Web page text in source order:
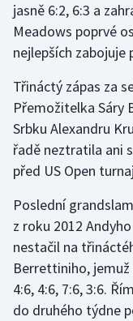
jasně 6:2, 6:3 a
Meadows poprvé
nejlepších zabojuje
Třináctý zápas za
Přemožitelka Sáry
Srbku Alexandru
řadě neztratila ani
před US Open
Poslední
z roku 2012
nestačil na
Berrettiniho,
4:6, 4:6, 7:6, 3:6.
do druhého týdne